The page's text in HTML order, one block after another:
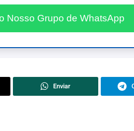
Nosso Grupo de WhatsApp
Enviar